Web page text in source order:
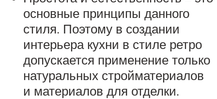
основные принципы данного
стиля. Поэтому в создании
интерьера кухни в стиле ретро
допускается применение только
натуральных стройматериалов
и материалов для отделки.